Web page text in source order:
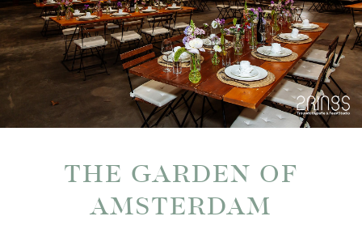
THE GARDEN OF
AMSTERDAM